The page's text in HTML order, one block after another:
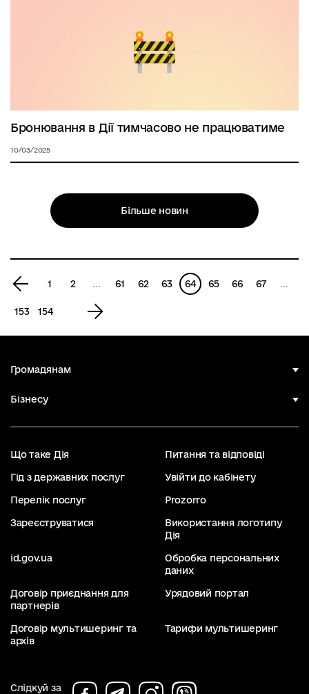
Бронювання в Дії тимчасово не працюватиме
10/03/2025
Більше новин
1 2 ... 61 62 63 64 65 66 67 ...
153 154
Громадянам
Бізнесу
Що таке Дія Питання та відповіді
Гід з державних послуг Увійти до кабінету
Перелік послуг Prozorro
Зареєструватися
Використання логотипу
Дія
id.gov.ua
Обробка персональних
даних
Договір приєднання для
партнерів
Урядовий портал
Договір мультишеринг та
архів
Тарифи мультишеринг
Слідкуй за